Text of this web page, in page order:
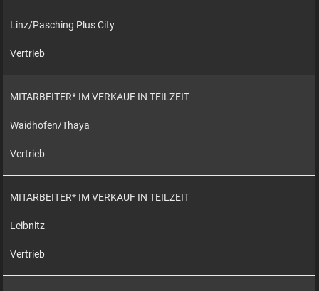
Linz/Pasching Plus City
Vertrieb
MITARBEITER* IM VERKAUF IN TEILZEIT
Waidhofen/Thaya
Vertrieb
MITARBEITER* IM VERKAUF IN TEILZEIT
Leibnitz
Vertrieb